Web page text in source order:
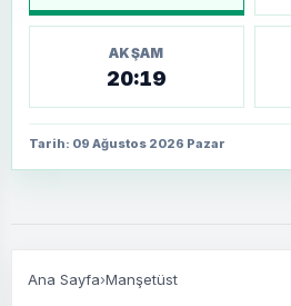
AKŞAM
20:19
Tarih: 09 Ağustos 2026 Pazar
Ana Sayfa›Manşetüst